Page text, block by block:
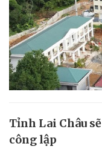
Tỉnh Lai Châu
công lập